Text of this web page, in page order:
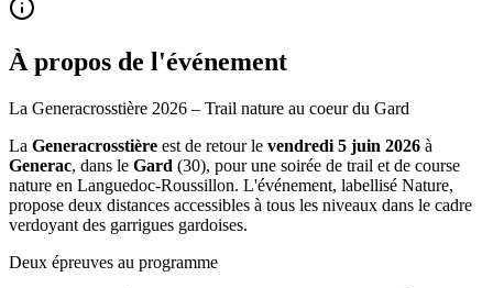
À propos de l'événement
La Generacrosstière 2026 – Trail nature au coeur du Gard
La Generacrosstière est de retour le vendredi 5 juin 2026 à
Generac, dans le Gard (30), pour une soirée de trail et de course
nature en Languedoc-Roussillon. L'événement, labellisé Nature,
propose deux distances accessibles à tous les niveaux dans le cadre
verdoyant des garrigues gardoises.
Deux épreuves au programme